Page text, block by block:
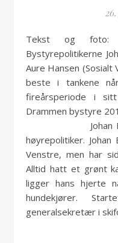
Tekst og foto: Birgitte Simensen Berg
Bystyrepolitikerne
Aure Hansen
beste i tankene
fireårsperiode i
Drammen
Johan
høyrepolitiker.
Venstre, men har
Alltid hatt et grønt
ligger hans hjerte
hundekjører.
generalsekretær i